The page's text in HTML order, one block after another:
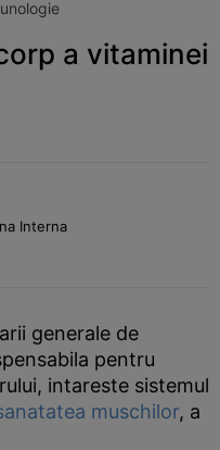
a vitaminei
Interna
generale de
pentru
intareste sistemul
muschilor, a